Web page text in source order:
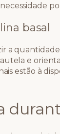
basal
quantidade
e
estão à